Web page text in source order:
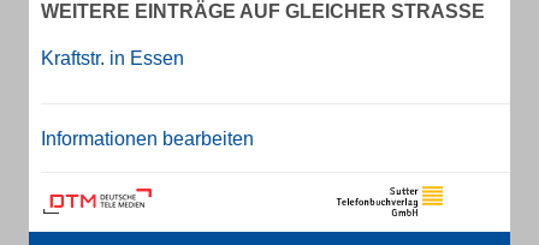
WEITERE EINTRÄGE AUF GLEICHER STRASSE
Kraftstr. in Essen
Informationen bearbeiten